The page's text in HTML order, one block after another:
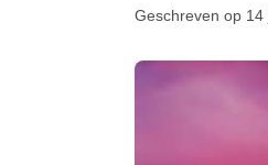
Geschreven op